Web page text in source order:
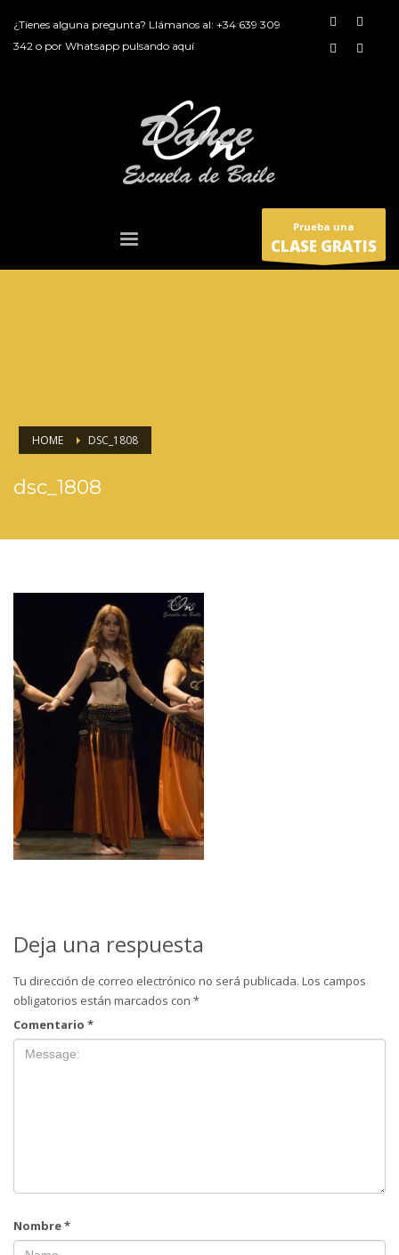
¿Tienes alguna pregunta? Llámanos al: +34 639 309
342 o por Whatsapp pulsando aquí
Prueba una
CLASE GRATIS
HOME DSC_1808
dsc_1808
Deja una respuesta
Tu dirección de correo electrónico no será publicada. Los campos
obligatorios están marcados con *
Comentario *
Nombre*